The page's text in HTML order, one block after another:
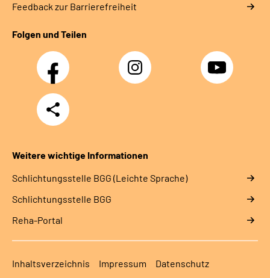
Feedback zur Barrierefreiheit
Folgen und Teilen
Facebook Instagram YouTube
Teilen
Weitere wichtige Informationen
Schlich­tungs­stel­le BGG (Leichte Sprache)
Schlich­tungs­stel­le BGG
Reha-Portal
Inhaltsverzeichnis Impressum Datenschutz